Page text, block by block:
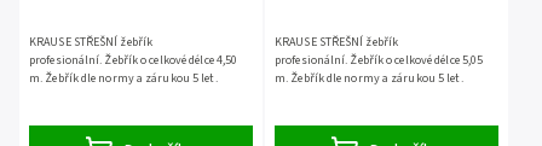
KRAUSE STŘEŠNÍ žebřík
profesionální. Žebřík o celkové délce 4,50
m. Žebřík dle normy a zárukou 5 let.
KRAUSE STŘEŠNÍ žebřík
profesionální. Žebřík o celkové délce 5,05
m. Žebřík dle normy a zárukou 5 let.